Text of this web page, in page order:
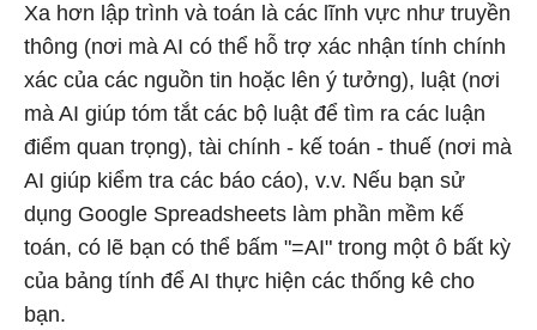
Xa hơn lập trình và toán là các lĩnh vực như truyền
thông (nơi mà AI có thể hỗ trợ xác nhận tính chính
xác của các nguồn tin hoặc lên ý tưởng), luật (nơi
mà AI giúp tóm tắt các bộ luật để tìm ra các luận
điểm quan trọng), tài chính - kế toán - thuế (nơi mà
AI giúp kiểm tra các báo cáo), v.v. Nếu bạn sử
dụng Google Spreadsheets làm phần mềm kế
toán, có lẽ bạn có thể bấm "=AI" trong một ô bất kỳ
của bảng tính để AI thực hiện các thống kê cho
bạn.